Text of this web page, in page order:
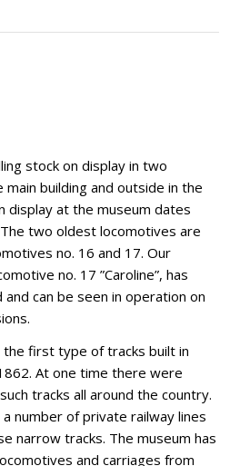
stock on display in two
building and outside in the
display at the museum dates
two oldest locomotives are
no. 16 and 17. Our
no. 17 ”Caroline”, has
can be seen in operation on
first type of tracks built in
At one time there were
tracks all around the country.
number of private railway lines
narrow tracks. The museum has
and carriages from